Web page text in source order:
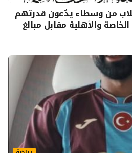
من وسطاء يدّعون قدرتهم
والأهلية مقابل مبالغ